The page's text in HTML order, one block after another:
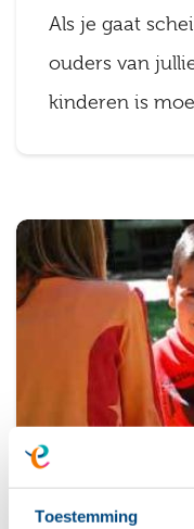
Toestemming
Als je gaat
ouders van
kinderen is
Hulp bij
Als ouder kun